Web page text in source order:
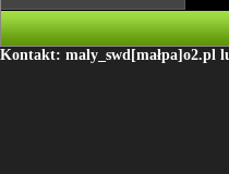
Kontakt: maly_swd[małpa]o2.pl